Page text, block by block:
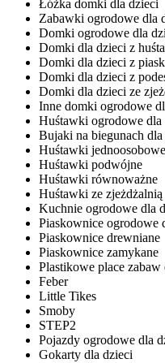
Łóżka domki dla dzieci
Zabawki ogrodowe dla
Domki ogrodowe dla
Domki dla dzieci z
Domki dla dzieci z
Domki dla dzieci z
Domki dla dzieci ze
Inne domki ogrodowe
Huśtawki ogrodowe dla
Bujaki na biegunach dla
Huśtawki jednoosobowe
Huśtawki podwójne
Huśtawki równoważne
Huśtawki ze zjeżdżalnią
Kuchnie ogrodowe dla
Piaskownice ogrodowe
Piaskownice drewniane
Piaskownice zamykane
Plastikowe place
Feber
Little Tikes
Smoby
STEP2
Pojazdy ogrodowe dla
Gokarty dla dzieci